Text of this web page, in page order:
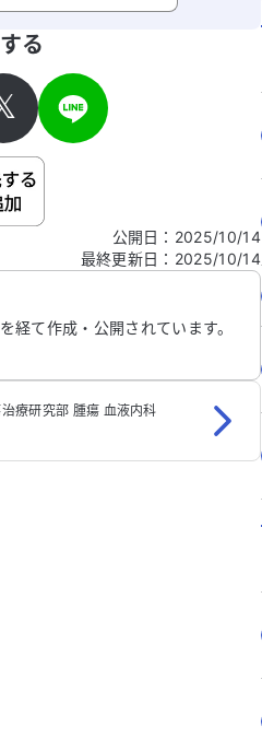
詳細などの個人情報は入れないでくだ
る
公開日 ： 2025/10/14
最終更新日 ： 2025/10/14
経て作成・公開されています。
療研究部‬ 腫瘍 血液内科